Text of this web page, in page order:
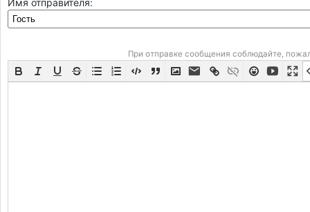
Имя отправителя:
При отправке сообщения соблюдайте,